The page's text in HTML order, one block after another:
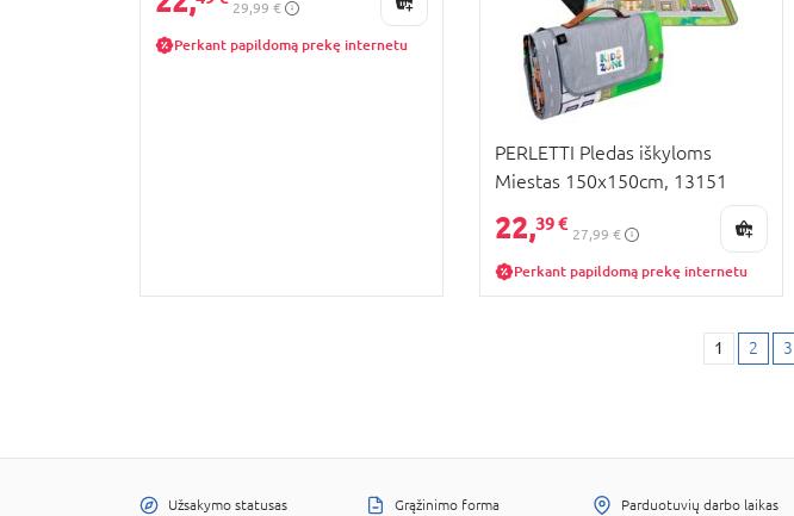
29,99 €
Perkant papildomą prekę internetu
PERLETTI Pledas iškyloms
Miestas 150x150cm, 13151
22,39 €
27,99 €
Perkant papildomą prekę internetu
1 2 3
Užsakymo statusas Grąžinimo forma Parduotuvių darbo laikas